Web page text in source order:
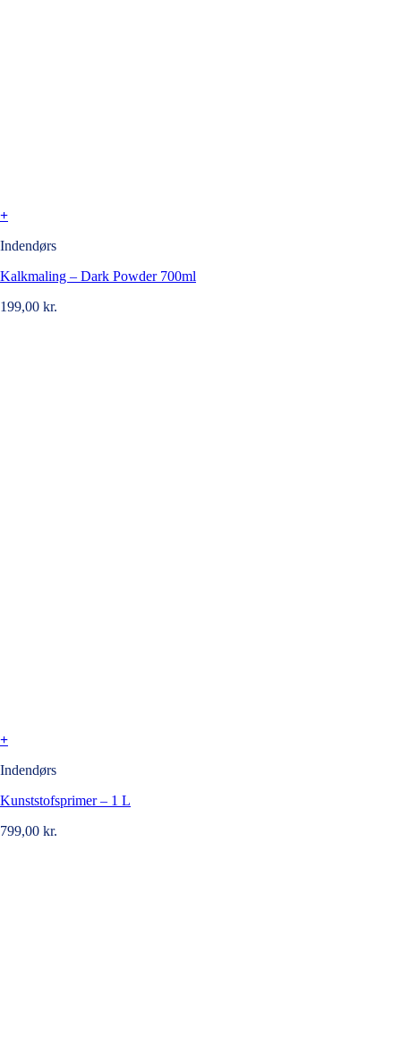
+
Indendørs
Kalkmaling – Dark Powder 700ml
199,00 kr.
+
Indendørs
Kunststofsprimer – 1 L
799,00 kr.